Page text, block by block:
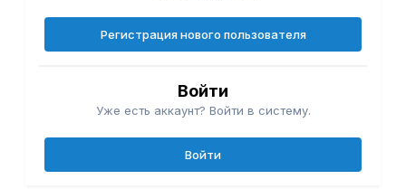
Регистрация нового пользователя
Войти
Уже есть аккаунт? Войти в систему.
Войти